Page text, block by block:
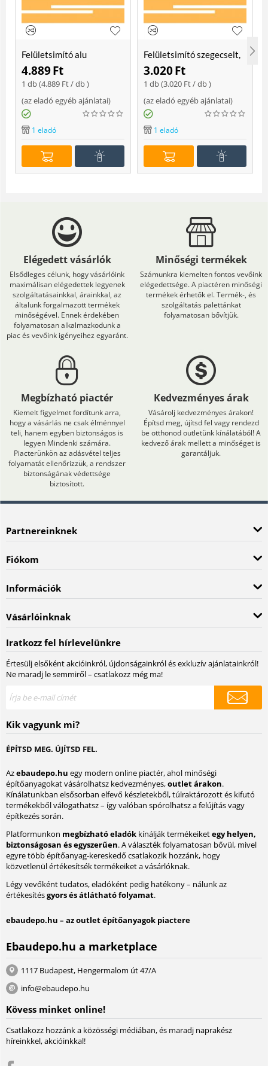
Felületsimító alu
erősített, rome 400 mm
Soft
4.889Ft
1 db (4.889 Ft/ db )
(az eladó egyéb ajánlatai)
1 eladó
Felületsimító szegecselt,
rome 400mm
3.020Ft
1 db (3.020 Ft/ db )
(az eladó egyéb ajánlatai)
1 eladó
Elégedett vásárlók
Elsődleges célunk, hogy vásárlóink
maximálisan elégedettek legyenek
szolgáltatásainkkal, árainkkal, az
általunk forgalmazott termékek
minőségével. Ennek érdekében
folyamatosan alkalmazkodunk a
piac és vevőink igényeihez egyaránt.
Minőségi termékek
Számunkra kiemelten fontos vevőink
elégedettsége. A piactéren minőségi
termékek érhetők el. Termék-, és
szolgáltatás palettánkat
folyamatosan bővítjük.
Megbízható piactér
Kiemelt figyelmet fordítunk arra,
hogy a vásárlás ne csak élménnyel
teli, hanem egyben biztonságos is
legyen Mindenki számára.
Piacterünkön az adásvétel teljes
folyamatát ellenőrizzük, a rendszer
biztonságának védettsége
biztosított.
Kedvezményes árak
Vásárolj kedvezményes árakon!
Építsd meg, újítsd fel vagy rendezd
be otthonod outletünk kínálatából! A
kedvező árak mellett a minőséget is
garantáljuk.
Partnereinknek
Fiókom
Információk
Vásárlóinknak
Iratkozz fel hírlevelünkre
Értesülj elsőként akcióinkról, újdonságainkról és exkluzív ajánlatainkról!
Ne maradj le semmiről – csatlakozz még ma!
Kik vagyunk mi?
ÉPÍTSD MEG. ÚJÍTSD FEL.
Azebaudepo.hu egy modern online piactér, ahol minőségi
építőanyagokat vásárolhatsz kedvezményes,outlet árakon.
Kínálatunkban elsősorban elfevő készletekből, túlraktározott és kifutó
termékekből válogathatsz – így valóban spórolhatsz a felújítás vagy
építkezés során.
Platformunkon megbízható eladók kínálják termékeiketegy helyen,
biztonságosan és egyszerűen. A választék folyamatosan bővül, mivel
egyre több építőanyag-kereskedő csatlakozik hozzánk, hogy
közvetlenül értékesítsék termékeiket a vásárlóknak.
Légy vevőként tudatos, eladóként pedig hatékony – nálunk az
értékesítésgyors és átlátható folyamat.
ebaudepo.hu – az outlet építőanyagok piactere
Ebaudepo.hu a marketplace
1117 Budapest, Hengermalom út 47/A
info@ebaudepo.hu
Kövess minket online!
Csatlakozz hozzánk a közösségi médiában, és maradj naprakész
híreinkkel, akcióinkkal!